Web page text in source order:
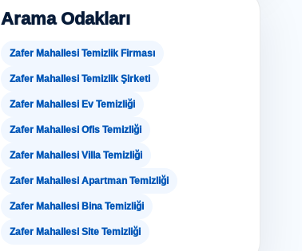
Arama Odakları
Zafer Mahallesi Temizlik Firması
Zafer Mahallesi Temizlik Şirketi
Zafer Mahallesi Ev Temizliği
Zafer Mahallesi Ofis Temizliği
Zafer Mahallesi Villa Temizliği
Zafer Mahallesi Apartman Temizliği
Zafer Mahallesi Bina Temizliği
Zafer Mahallesi Site Temizliği